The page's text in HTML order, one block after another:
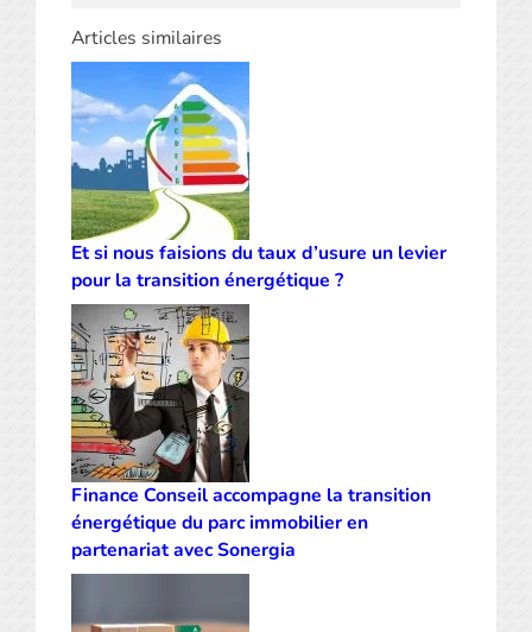
Articles similaires
Et si nous faisions du taux d’usure un levier
pour la transition énergétique ?
Finance Conseil accompagne la transition
énergétique du parc immobilier en
partenariat avec Sonergia